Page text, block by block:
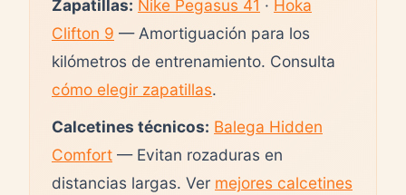
Zapatillas: Nike Pegasus 41 · Hoka
Clifton 9 — Amortiguación para los
kilómetros de entrenamiento. Consulta
cómo elegir zapatillas.
Calcetines técnicos: Balega Hidden
Comfort — Evitan rozaduras en
distancias largas. Ver mejores calcetines